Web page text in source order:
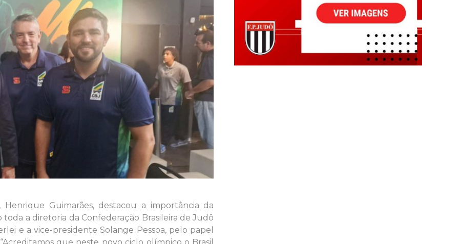
Guimarães, destacou a importância da
a diretoria da Confederação Brasileira de Judô
e a vice-presidente Solange Pessoa, pelo papel